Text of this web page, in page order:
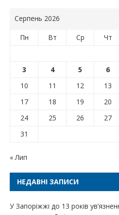
Серпень 2026
Пн Вт Ср Чт
3
4 5 6
10
11 12 13
17
18 19 20
24
25 26 27
31
« Лип
НЕДАВНІ ЗАПИСИ
У Запоріжжі до 13 років